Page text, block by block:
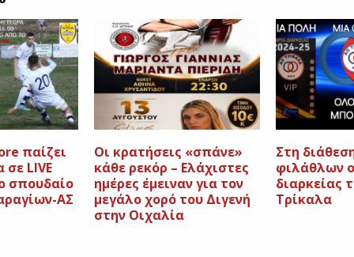
παίζει
LIVE
σπουδαίο
ΑΣ
Οι κρατήσεις «σπάνε»
κάθε ρεκόρ – Ελάχιστες
ημέρες έμειναν για τον
μεγάλο χορό του Διγενή
στην Οιχαλία
Στη
φιλάθλων
διαρκείας
Τρίκαλα